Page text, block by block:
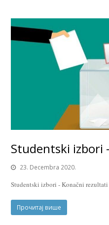
Studentski izbori
23. Decembra 2020.
Studentski izbori - Konačni rezultati
Прочитај више